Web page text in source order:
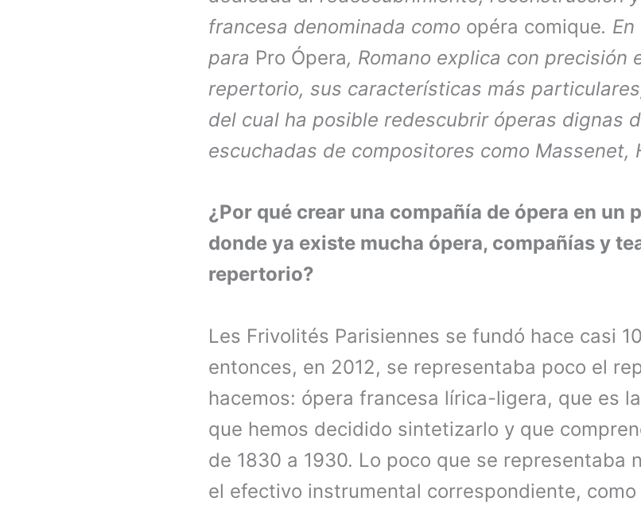
francesa denominada como opéra comique.
para Pro Ópera, Romano explica con precisión
repertorio, sus características más
del cual ha posible redescubrir óperas dignas
escuchadas de compositores como Massenet,
¿Por qué crear una compañía de ópera en un
donde ya existe mucha ópera, compañías y
repertorio?
Les Frivolités Parisiennes se fundó hace casi
entonces, en 2012, se representaba poco el
hacemos: ópera francesa lírica-ligera, que es
que hemos decidido sintetizarlo y que
de 1830 a 1930. Lo poco que se representaba
el efectivo instrumental correspondiente,